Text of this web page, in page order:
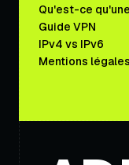
Qu'est-ce
Guide VPN
IPv4 vs IPv6
Mentions légales